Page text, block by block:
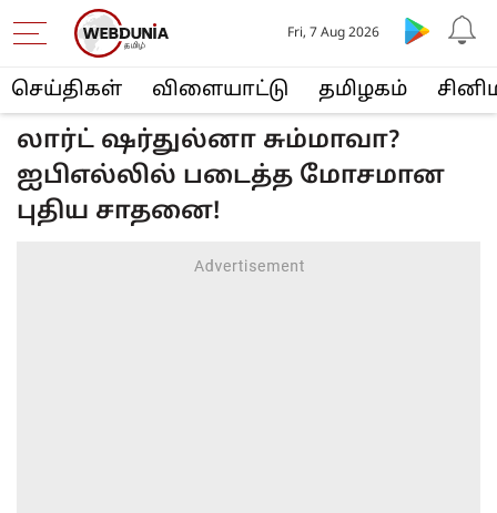
செய்திகள் விளையா‌ட்டு த‌மிழக‌ம்
Fri, 7 Aug 2026
லார்ட் ஷர்துல்னா சும்மாவா?
ஐபிஎல்லில் படைத்த மோசமான
புதிய சாதனை!